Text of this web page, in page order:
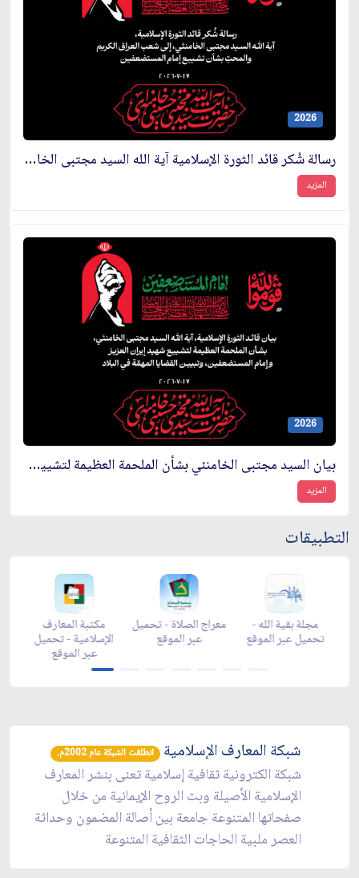
2026
رسالة شُكر قائد الثورة الإسلامية آية الله السيد مجتبى الخامنئي إلى شعب العراق الكريم والمحبّ بشأن تشييع إمام المستضعفين
المزيد
2026
بيان السيد مجتبى الخامنئي بشأن الملحمة العظيمة لتشييع شهيد إيران العزيز وإمام المستضعفين، وتبيين القضايا المهمّة في البلاد
المزيد
التطبيقات
معراج الصلاة - تحميل
عبر الموقع
مجلة بقية الله -
تحميل عبر الموقع
زاد شهر رمضان -
تحميل عبر الموقع
شبكة المعارف الإسلامية انطلقت الشبكة عام 2002م.
شبكة الكترونية ثقافية إسلامية تعنى بنشر المعارف
الإسلامية الأصيلة وبث الروح الإيمانية من خلال
صفحاتها المتنوعة جامعة بين أصالة المضمون وحداثة
العصر ملبية الحاجات الثقافية المتنوعة